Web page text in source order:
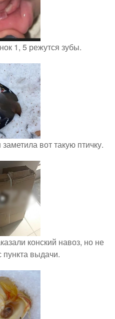
1, 5 режутся зубы.
вот такую птичку.
конский навоз, но не
пункта выдачи.